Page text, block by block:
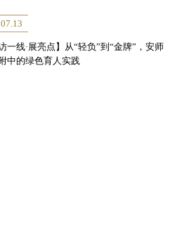
07.13
访一线·展亮点】从“轻负”到“金牌”，安师
中的绿色育人实践